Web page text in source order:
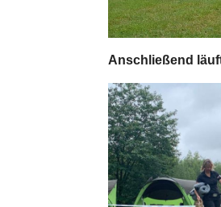
Anschließend